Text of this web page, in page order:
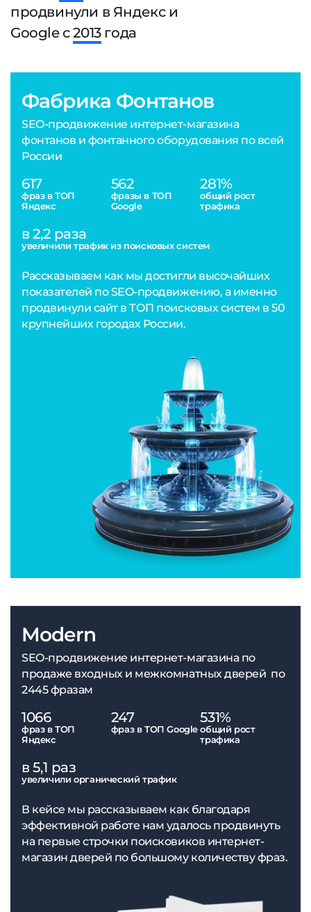
продвинули в Яндекс и
Google с2013года
Фабрика Фонтанов
SEO-продвижение интернет-магазина
фонтанов и фонтанного оборудования по всей
России
617
фраз в ТОП
Яндекс
562
фразы в ТОП
Google
281%
общий рост
трафика
в 2,2 раза
увеличили трафик из поисковых систем
Рассказываем как мы достигли высочайших
показателей по SEO-продвижению, а именно
продвинули сайт в ТОП поисковых систем в 50
крупнейших городах России.
Modern
SEO-продвижение интернет-магазина по
продаже входных и межкомнатных дверей по
2445 фразам
1066
фраз в ТОП
Яндекс
247
фраз в ТОП Google
531%
общий рост
трафика
в 5,1 раз
увеличили органический трафик
В кейсе мы рассказываем как благодаря
эффективной работе нам удалось продвинуть
на первые строчки поисковиков интернет-
магазин дверей по большому количеству фраз.